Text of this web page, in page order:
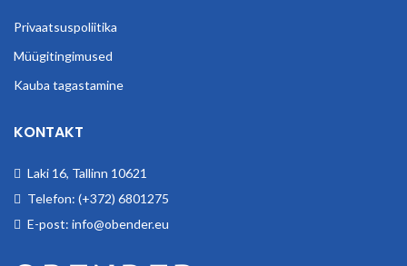
Privaatsuspoliitika
Müügitingimused
Kauba tagastamine
KONTAKT
Laki 16, Tallinn 10621
Telefon: (+372) 6801275
E-post: info@obender.eu